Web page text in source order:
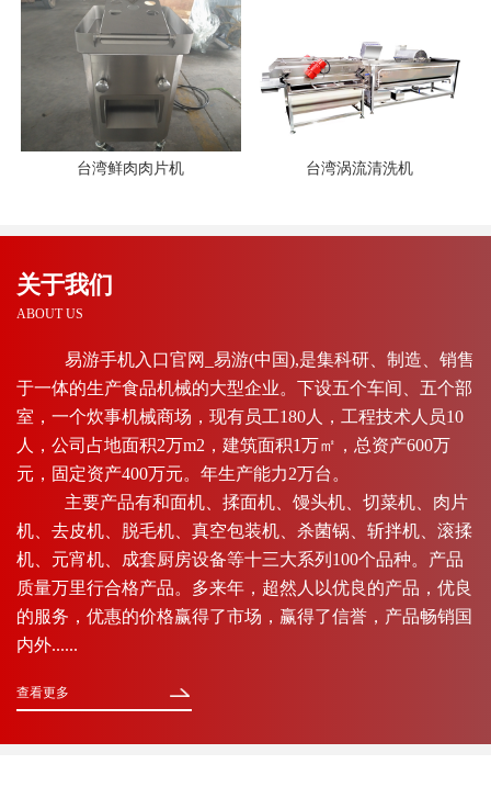
台湾鲜肉肉片机 台湾涡流清洗机
关于我们
ABOUT US
易游手机入口官网_易游(中国),是集科研、制造、销售
于一体的生产食品机械的大型企业。下设五个车间、五个部
室，一个炊事机械商场，现有员工180人，工程技术人员10
人，公司占地面积2万m2，建筑面积1万㎡，总资产600万
元，固定资产400万元。年生产能力2万台。
主要产品有和面机、揉面机、馒头机、切菜机、肉片
机、去皮机、脱毛机、真空包装机、杀菌锅、斩拌机、滚揉
机、元宵机、成套厨房设备等十三大系列100个品种。产品
质量万里行合格产品。多来年，超然人以优良的产品，优良
的服务，优惠的价格赢得了市场，赢得了信誉，产品畅销国
内外......
查看更多